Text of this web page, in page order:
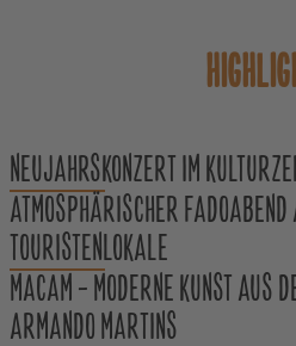
NEUJAHRSKONZERT IM
ATMOSPHÄRISCHER
TOURISTENLOKALE
MACAM – MODERNE KUNST AUS
ARMANDO MARTINS